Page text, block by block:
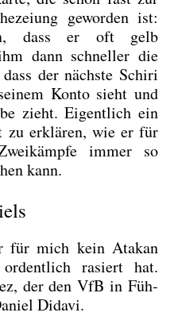
gewor­den ist:
dass er oft gelb
dann schnel­ler die
der nächs­te Schi­ri
Kon­to sieht und
zieht. Eigent­lich ein
zu erklä­ren, wie er für
immer so
kann.
für mich kein Ata­kan
rasiert hat.
der den VfB in Füh­
Dida­vi.